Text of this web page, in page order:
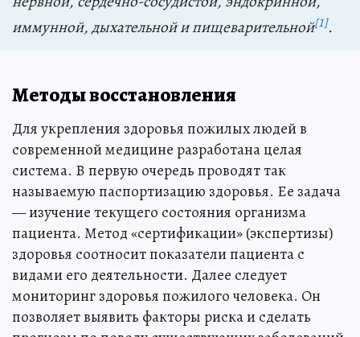
иммунной, дыхательной и пищеварительной[1].
Методы восстановления
Для укрепления здоровья пожилых людей в
современной медицине разработана целая
система. В первую очередь проводят так
называемую паспортизацию здоровья. Ее задача
— изучение текущего состояния организма
пациента. Метод «сертификации» (экспертизы)
здоровья соотносит показатели пациента с
видами его деятельности. Далее следует
мониторинг здоровья пожилого человека. Он
позволяет выявить факторы риска и сделать